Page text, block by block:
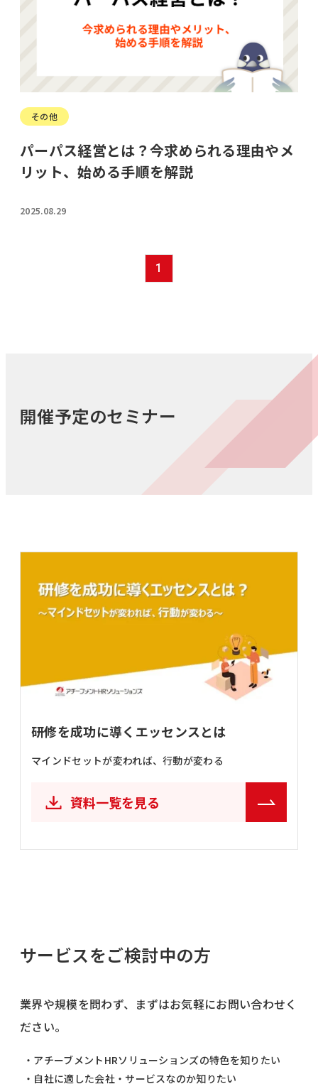
その他
パーパス経営とは？今求められる理由やメ
リット、始める手順を解説
2025.08.29
1
開催予定のセミナー
研修を成功に導くエッセンスとは
マインドセットが変われば、行動が変わる
資料一覧を見る
サービスをご検討中の方
業界や規模を問わず、まずはお気軽にお問い合わせく
ださい。
・アチーブメントHRソリューションズの特色を知りたい
・自社に適した会社・サービスなのか知りたい